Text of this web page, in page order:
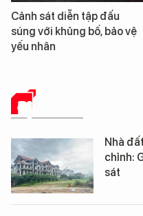
Cảnh sát diễn tập đấu
súng với khủng bố, bảo vệ
yếu nhân
ĐỊA ỐC SỐ
Nhà
chỉnh:
sát